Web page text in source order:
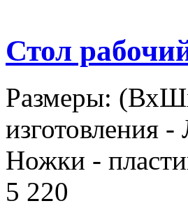
Стол
Размеры:
Ножки -
5 220